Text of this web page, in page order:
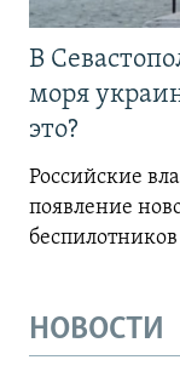
В
моря
это?
Российские
появление
беспилотников
НОВОСТИ